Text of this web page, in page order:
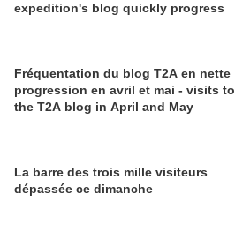
expedition's blog quickly progress
Fréquentation du blog T2A en nette
progression en avril et mai - visits to
the T2A blog in April and May
La barre des trois mille visiteurs
dépassée ce dimanche